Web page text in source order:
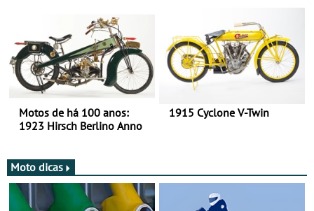
Motos de há 100 anos:
1923 Hirsch Berlino Anno
1915 Cyclone V-Twin
Moto dicas